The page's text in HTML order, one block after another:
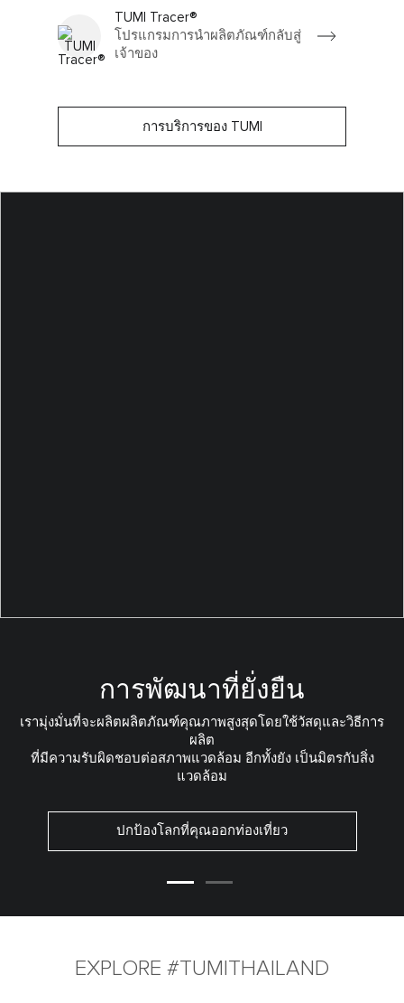
TUMI Tracer®
โปรแกรมการนำผลิตภัณฑ์กลับสู่
เจ้าของ
การบริการของ TUMI
การพัฒนาที่ยั่งยืน
เรามุ่งมั่นที่จะผลิตผลิตภัณฑ์คุณภาพสูงสุดโดยใช้วัสดุและวิธีการ
ผลิต
ที่มีความรับผิดชอบต่อสภาพแวดล้อม อีกทั้งยัง เป็นมิตรกับสิ่ง
แวดล้อม
ปกป้องโลกที่คุณออกท่องเที่ยว
EXPLORE #TUMITHAILAND